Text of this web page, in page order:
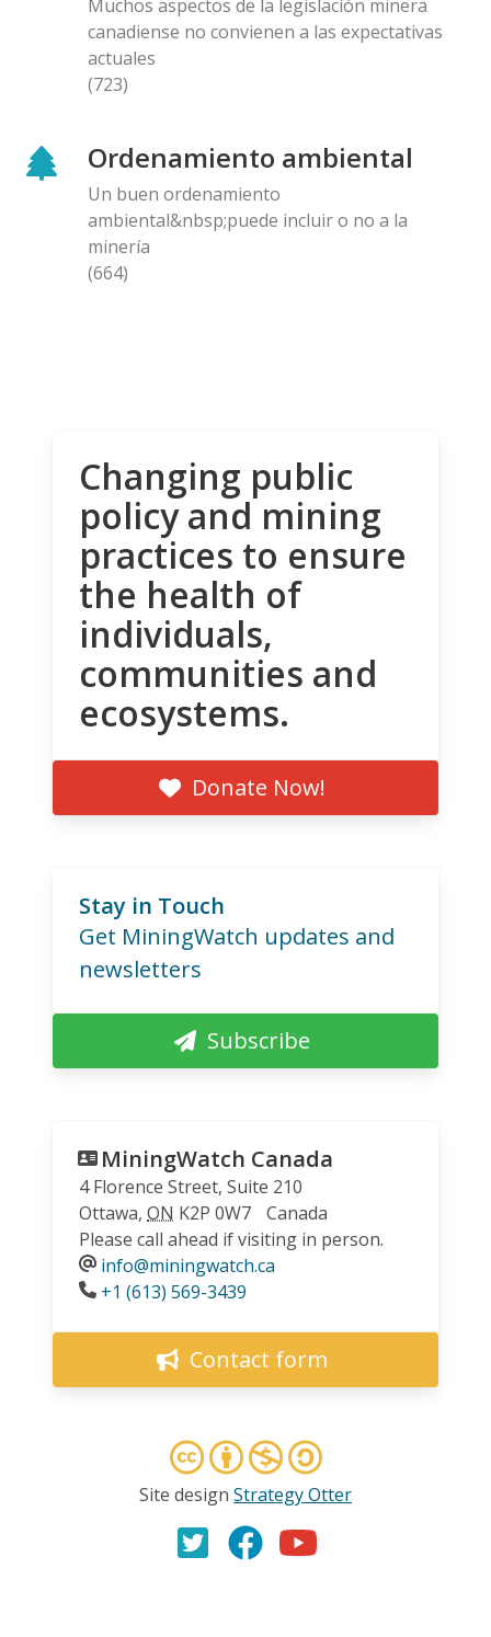
Muchos aspectos de la legislación minera
canadiense no convienen a las expectativas
actuales
(723)
Ordenamiento ambiental
Un buen ordenamiento
ambiental&nbsp;puede incluir o no a la
minería
(664)
Changing public
policy and mining
practices to ensure
the health of
individuals,
communities and
ecosystems.
Donate Now!
Stay in Touch
Get MiningWatch updates and
newsletters
Subscribe
MiningWatch Canada
4 Florence Street, Suite 210
Ottawa, ON K2P 0W7
Canada
Please call ahead if visiting in person.
info@miningwatch.ca
Phone
+1 (613) 569-3439
Contact form
Site design Strategy Otter